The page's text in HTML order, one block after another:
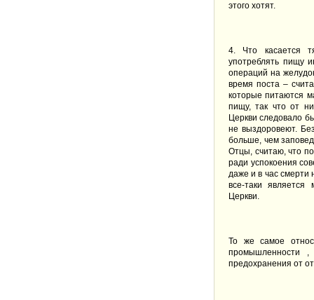
этого хотят.
4. Что касается
употреблять пищу
операций на
время поста –
которые питаются
пищу, так что от
Церкви следовало
не выздоровеют.
больше, чем
Отцы, считаю, что
ради успокоения
даже и в час смерти
все-таки
Церкви.
То же самое
промышленности ,
предохранения от